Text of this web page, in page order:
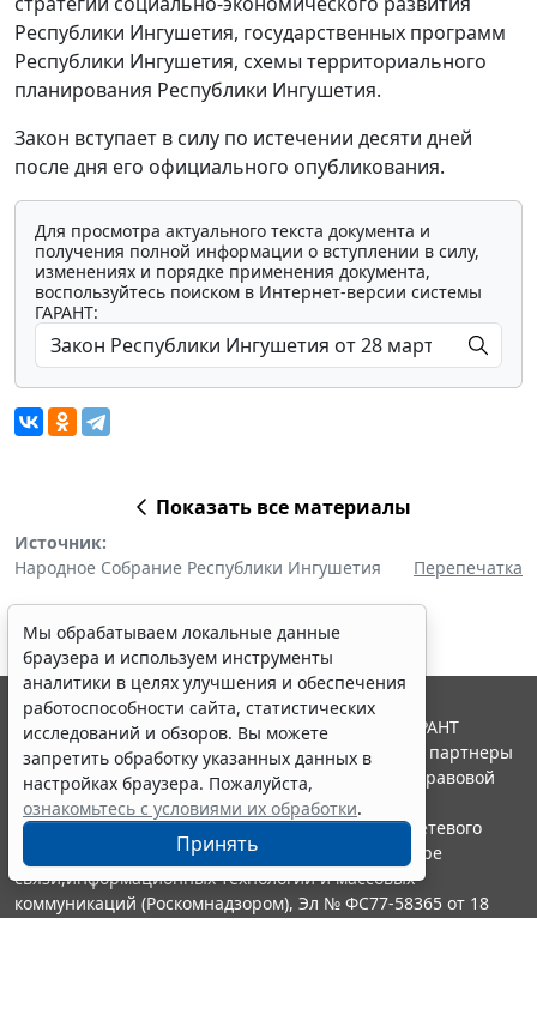
Республики Ингушетия, государственных программ
Республики Ингушетия, схемы территориального
планирования Республики Ингушетия.
Закон вступает в силу по истечении десяти дней
после дня его официального опубликования.
Для просмотра актуального текста документа и
получения полной информации о вступлении в силу,
изменениях и порядке применения документа,
воспользуйтесь поиском в Интернет-версии системы
ГАРАНТ:
Показать все материалы
Источник:
Народное Собрание Республики Ингушетия
Перепечатка
Мы обрабатываем локальные данные
браузера и используем инструменты
аналитики в целях улучшения и обеспечения
работоспособности сайта, статистических
исследований и обзоров. Вы можете
запретить обработку указанных данных в
настройках браузера. Пожалуйста,
ознакомьтесь с условиями их обработки.
Принять
© ООО "НПП "ГАРАНТ-СЕРВИС", 2026. Система ГАРАНТ
выпускается с 1990 года. Компания "Гарант" и ее партнеры
являются участниками Российской ассоциации правовой
информации ГАРАНТ.
Портал ГАРАНТ.РУ зарегистрирован в качестве сетевого
издания Федеральной службой по надзору в сфере
связи,информационных технологий и массовых
коммуникаций (Роскомнадзором), Эл № ФС77-58365 от 18